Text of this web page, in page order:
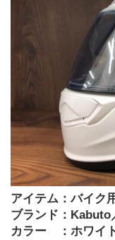
アイテム：バイク
ブランド：Kabuto
カラー　：ホワイ